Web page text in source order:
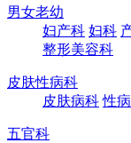
男女老幼
妇产科 妇科
整形美容科
皮肤性病科
皮肤病科 性
五官科